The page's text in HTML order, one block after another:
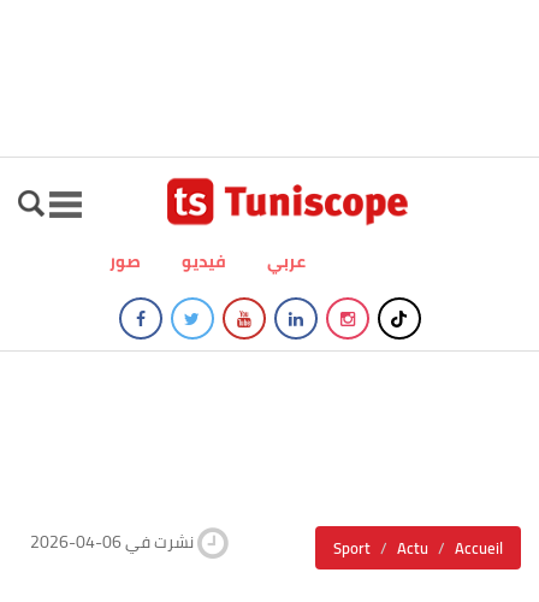
صور فيديو عربي
Sport Actu Accueil 2026-04-06 نشرت في